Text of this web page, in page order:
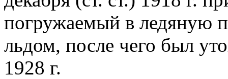
погружаемый в ледяную
льдом, после чего был
1928 г.